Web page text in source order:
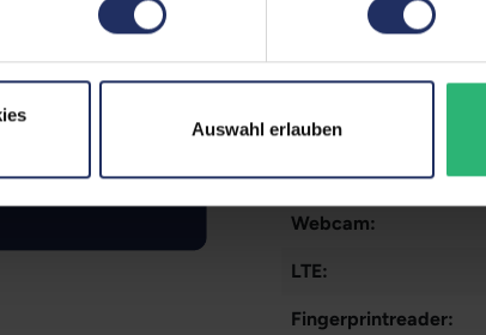
Auswahl erlauben
Datenspeicher:
Arbeitsspeicher:
Grafikkarte:
Grafikkartenspeicher:
Webcam:
LTE:
Fingerprintreader: